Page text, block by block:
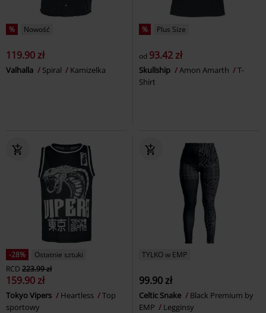
% Nowość
119.90 zł
Valhalla Spiral Kamizelka
% Plus Size
od 93.42 zł
Skullship Amon Amarth
T-
Shirt
-28%
Ostatnie sztuki
RCD 223.99 zł
159.90 zł
Tokyo Vipers Heartless
Top
sportowy
TYLKO w EMP
99.90 zł
Celtic Snake
Black Premium by
EMP
Legginsy